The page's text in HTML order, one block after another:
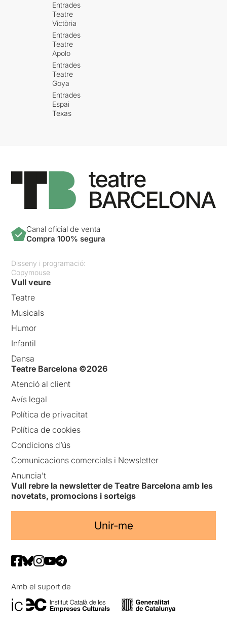
Entrades
Teatre
Victòria
Entrades
Teatre
Apolo
Entrades
Teatre
Goya
Entrades
Espai
Texas
Canal oficial de venta
Compra 100% segura
Disseny i programació:
Copymouse
Vull veure
Teatre
Musicals
Humor
Infantil
Dansa
Teatre Barcelona ©2026
Atenció al client
Avís legal
Política de privacitat
Política de cookies
Condicions d’ús
Comunicacions comercials i Newsletter
Anuncia’t
Vull rebre la newsletter de Teatre Barcelona amb les
novetats, promocions i sorteigs
Unir-me
Amb el suport de